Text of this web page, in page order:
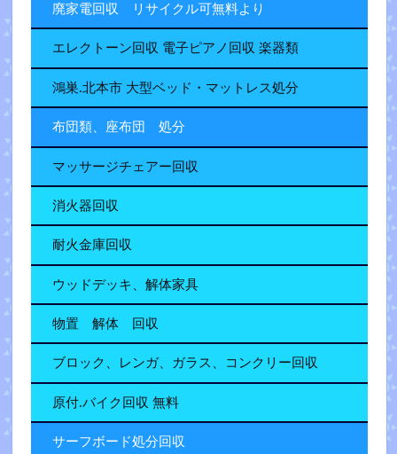
廃家電回収 リサイクル可無料より
エレクトーン回収 電子ピアノ回収 楽器類
鴻巣.北本市 大型ベッド・マットレス処分
布団類、座布団 処分
マッサージチェアー回収
消火器回収
耐火金庫回収
ウッドデッキ、解体家具
物置 解体 回収
ブロック、レンガ、ガラス、コンクリー回収
原付.バイク回収 無料
サーフボード処分回収